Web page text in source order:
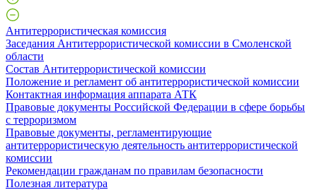
Антитеррористическая комиссия
Заседания Антитеррористической комиссии в Смоленской
области
Состав Антитеррористической комиссии
Положение и регламент об антитеррористической комиссии
Контактная информация аппарата АТК
Правовые документы Российской Федерации в сфере борьбы
с терроризмом
Правовые документы, регламентирующие
антитеррористическую деятельность антитеррористической
комиссии
Рекомендации гражданам по правилам безопасности
Полезная литература